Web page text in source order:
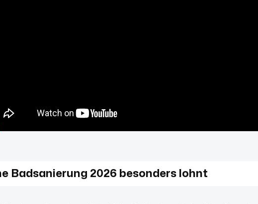
Badsanierung 2026 besonders lohnt